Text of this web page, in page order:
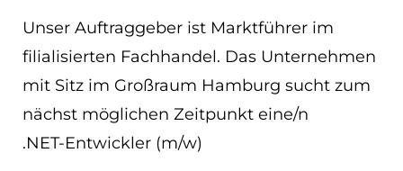
News
DE
Unser Auftraggeber ist Marktführer im
filialisierten Fachhandel. Das Unternehmen
mit Sitz im Großraum Hamburg sucht zum
nächst möglichen Zeitpunkt eine/n
.NET-Entwickler (m/w)